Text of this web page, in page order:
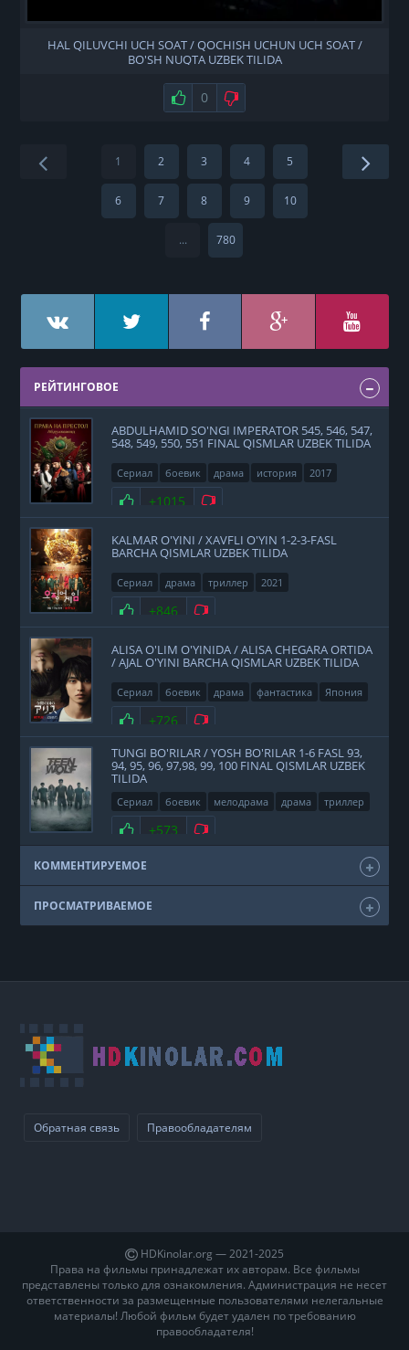
HAL QILUVCHI UCH SOAT / QOCHISH UCHUN UCH SOAT /
BO'SH NUQTA UZBEK TILIDA
Нравится
0 Не нравится
1 2 3 4 5
6 7 8 9 10
... 780
РЕЙТИНГОВОЕ
ABDULHAMID SO'NGI IMPERATOR 545, 546, 547,
548, 549, 550, 551 FINAL QISMLAR UZBEK TILIDA
Сериал боевик драма история 2017
Нравится
+1015 Не нравится
KALMAR O'YINI / XAVFLI O'YIN 1-2-3-FASL
BARCHA QISMLAR UZBEK TILIDA
Сериал драма триллер 2021
Нравится
+846 Не нравится
ALISA O'LIM O'YINIDA / ALISA CHEGARA ORTIDA
/ AJAL O'YINI BARCHA QISMLAR UZBEK TILIDA
Сериал боевик драма фантастика
Япония
2020
Нравится
+726 Не нравится
TUNGI BO'RILAR / YOSH BO'RILAR 1-6 FASL 93,
94, 95, 96, 97,98, 99, 100 FINAL QISMLAR UZBEK
TILIDA
Сериал боевик мелодрама драма
триллер
фэнтези
США 2011
Нравится
+573 Не нравится
КОММЕНТИРУЕМОЕ
ПРОСМАТРИВАЕМОЕ
Обратная связь Правообладателям
HDKinolar.org — 2021-2025
Права на фильмы принадлежат их авторам. Все фильмы
представлены только для ознакомления. Администрация не несет
ответственности за размещенные пользователями нелегальные
материалы! Любой фильм будет удален по требованию
правообладателя!